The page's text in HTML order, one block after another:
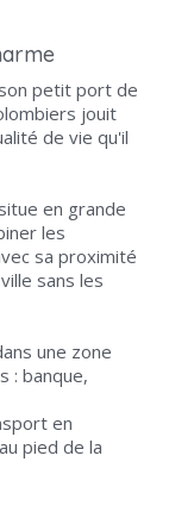
petit port de
jouit
de vie qu'il
en grande
les
sa proximité
sans les
une zone
: banque,
en
pied de la